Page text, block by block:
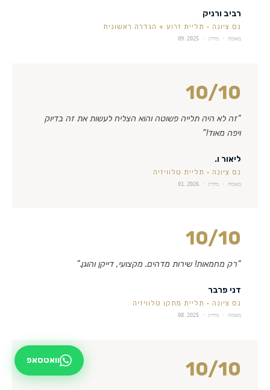
רביב ורניק
נס ציונה · תליית זרוע + הגדרה ראשונית
מאומת · מידרג · 09.2025
10/10
“זה לא היה תלייה פשוטה והוא הצליח לעשות את זה בדיוק
ויפה מאוד!”
ליאור ו.
נס ציונה · תליית טלוויזיה
מאומת · מידרג · 01.2026
10/10
“רק מחמאות! שירות מדהים. מקצועי, דייקן והוגן.”
דני פרבר
נס ציונה · תליית מתקן טלוויזיה
מאומת · מידרג · 08.2025
10/10 וואטסאפ